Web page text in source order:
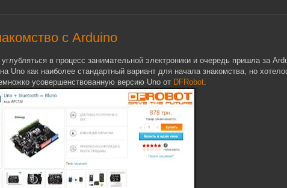
с Arduino
в процесс занимательной электроники и очередь пришла за
Uno как наиболее стандартный вариант для начала знакомства, но
усовершенствованную версию Uno от DFRobot.